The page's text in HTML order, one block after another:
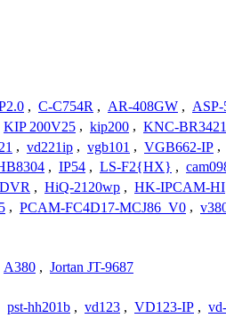
, C-C754R , AR-408GW ,
KIP 200V25 , kip200 , KNC-BR3421
, vd221ip , vgb101 , VGB662-IP ,
, IP54 , LS-F2{HX} ,
, HiQ-2120wp , HK-IPCAM-HI
, PCAM-FC4D17-MCJ86_V0 ,
A380 , Jortan JT-9687
pst-hh201b , vd123 , VD123-IP ,